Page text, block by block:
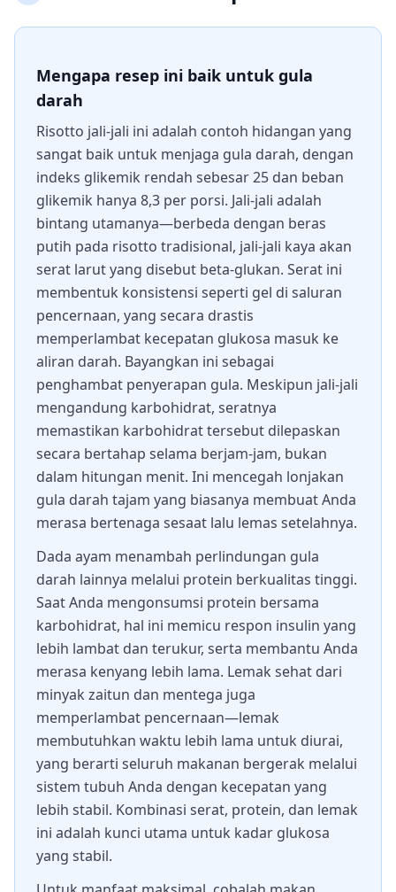
Mengapa resep ini baik untuk gula
darah
Risotto jali-jali ini adalah contoh hidangan yang
sangat baik untuk menjaga gula darah, dengan
indeks glikemik rendah sebesar 25 dan beban
glikemik hanya 8,3 per porsi. Jali-jali adalah
bintang utamanya—berbeda dengan beras
putih pada risotto tradisional, jali-jali kaya akan
serat larut yang disebut beta-glukan. Serat ini
membentuk konsistensi seperti gel di saluran
pencernaan, yang secara drastis
memperlambat kecepatan glukosa masuk ke
aliran darah. Bayangkan ini sebagai
penghambat penyerapan gula. Meskipun jali-jali
mengandung karbohidrat, seratnya
memastikan karbohidrat tersebut dilepaskan
secara bertahap selama berjam-jam, bukan
dalam hitungan menit. Ini mencegah lonjakan
gula darah tajam yang biasanya membuat Anda
merasa bertenaga sesaat lalu lemas setelahnya.
Dada ayam menambah perlindungan gula
darah lainnya melalui protein berkualitas tinggi.
Saat Anda mengonsumsi protein bersama
karbohidrat, hal ini memicu respon insulin yang
lebih lambat dan terukur, serta membantu Anda
merasa kenyang lebih lama. Lemak sehat dari
minyak zaitun dan mentega juga
memperlambat pencernaan—lemak
membutuhkan waktu lebih lama untuk diurai,
yang berarti seluruh makanan bergerak melalui
sistem tubuh Anda dengan kecepatan yang
lebih stabil. Kombinasi serat, protein, dan lemak
ini adalah kunci utama untuk kadar glukosa
yang stabil.